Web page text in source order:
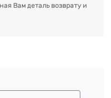
Вам деталь возврату и